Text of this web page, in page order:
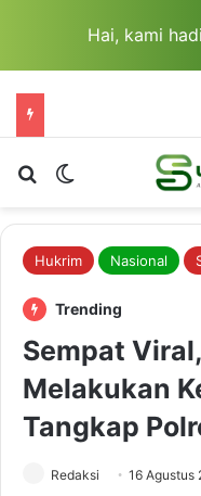
Hai, kami
Cari berita...Switch skin
Hukrim Nasional
Trending
Sempat
Melakukan
Tangkap
Redaksi 16 Agustus